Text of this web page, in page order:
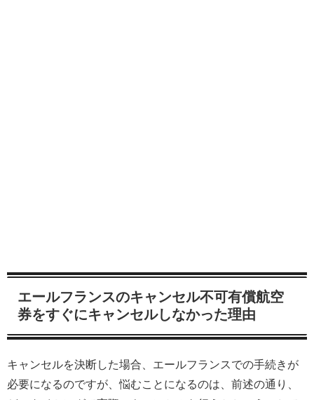
エールフランスのキャンセル不可有償航空
券をすぐにキャンセルしなかった理由
キャンセルを決断した場合、エールフランスでの手続きが
必要になるのですが、悩むことになるのは、前述の通り、